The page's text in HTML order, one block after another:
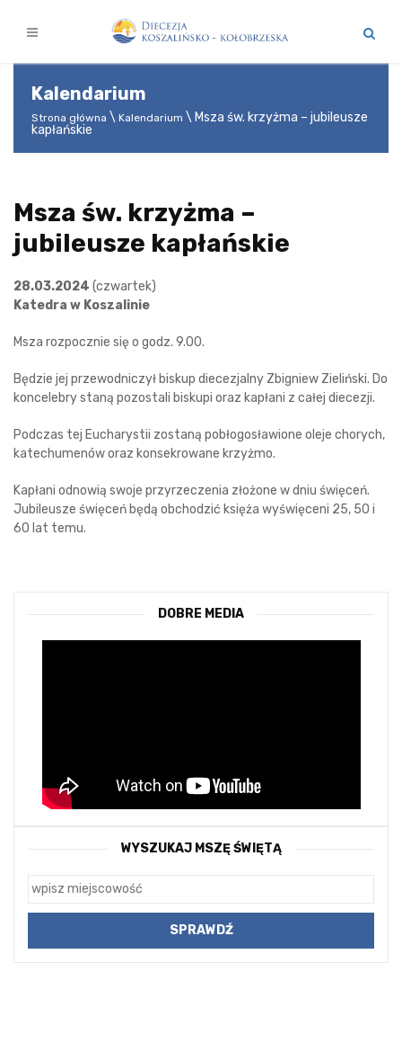
Kalendarium
Strona główna Kalendarium
Msza św. krzyżma – jubileusze
kapłańskie
Msza św. krzyżma –
jubileusze kapłańskie
28.03.2024 (czwartek)
Katedra w Koszalinie
Msza rozpocznie się o godz. 9.00.
Będzie jej przewodniczył biskup diecezjalny Zbigniew Zieliński. Do
koncelebry staną pozostali biskupi oraz kapłani z całej diecezji.
Podczas tej Eucharystii zostaną pobłogosławione oleje chorych,
katechumenów oraz konsekrowane krzyżmo.
Kapłani odnowią swoje przyrzeczenia złożone w dniu święceń.
Jubileusze święceń będą obchodzić księża wyświęceni 25, 50 i
60 lat temu.
DOBRE MEDIA
WYSZUKAJ MSZĘ ŚWIĘTĄ